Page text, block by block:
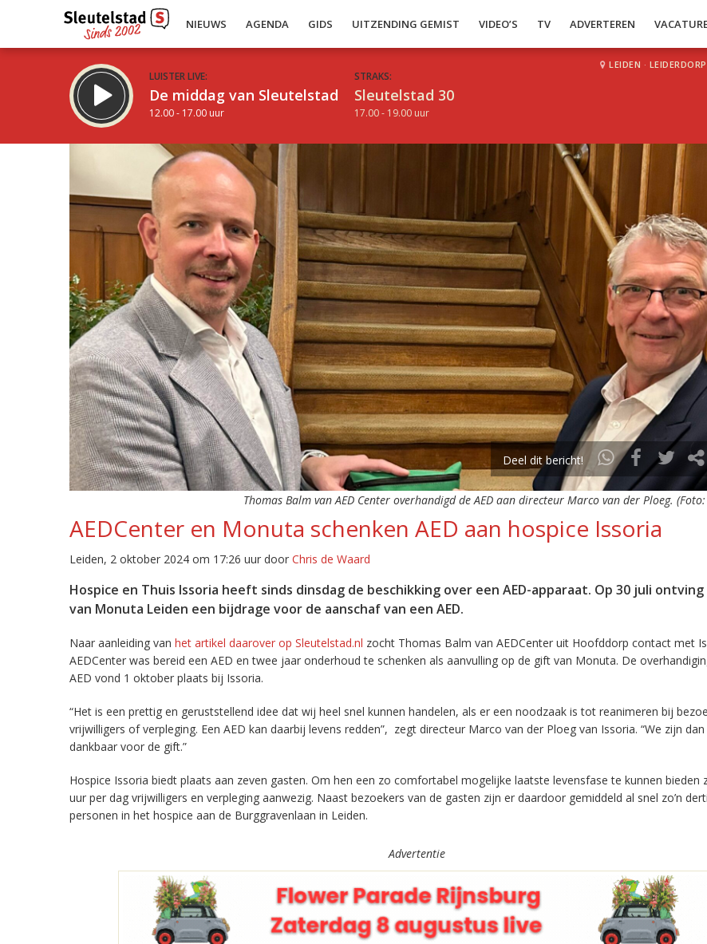
NIEUWS AGENDA GIDS UITZENDING GEMIST VIDEO’S TV ADVERTEREN
LUISTER LIVE:
De middag van Sleutelstad
12.00 - 17.00 uur
STRAKS:
Sleutelstad 30
17.00 - 19.00 uur
LEIDEN · LEIDERDORP
Inklappen
Deel dit bericht!
Thomas Balm van AED Center overhandigd de AED aan directeur Marco van der Ploeg. (Foto:
AEDCenter en Monuta schenken AED aan hospice Issoria
Leiden, 2 oktober 2024 om 17:26 uur door Chris de Waard
Hospice en Thuis Issoria heeft sinds dinsdag de beschikking over een AED-apparaat. Op 30 juli ontving
van Monuta Leiden een bijdrage voor de aanschaf van een AED.
Naar aanleiding van het artikel daarover op Sleutelstad.nl zocht Thomas Balm van AEDCenter uit Hoofddorp contact met
AEDCenter was bereid een AED en twee jaar onderhoud te schenken als aanvulling op de gift van Monuta. De
AED vond 1 oktober plaats bij Issoria.
“Het is een prettig en geruststellend idee dat wij heel snel kunnen handelen, als er een noodzaak is tot reanimeren bij
vrijwilligers of verpleging. Een AED kan daarbij levens redden”, zegt directeur Marco van der Ploeg van Issoria. “We zijn
dankbaar voor de gift.”
Hospice Issoria biedt plaats aan zeven gasten. Om hen een zo comfortabel mogelijke laatste levensfase te kunnen bieden
uur per dag vrijwilligers en verpleging aanwezig. Naast bezoekers van de gasten zijn er daardoor gemiddeld al snel zo’n
personen in het hospice aan de Burggravenlaan in Leiden.
Advertentie